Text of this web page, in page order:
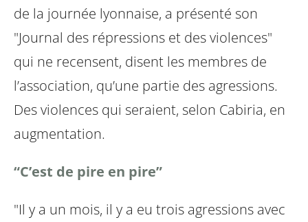
de la journée lyonnaise, a présenté son
"Journal des répressions et des violences"
qui ne recensent, disent les membres de
l’association, qu’une partie des agressions.
Des violences qui seraient, selon Cabiria, en
augmentation.
“C’est de pire en pire”
"Il y a un mois, il y a eu trois agressions avec